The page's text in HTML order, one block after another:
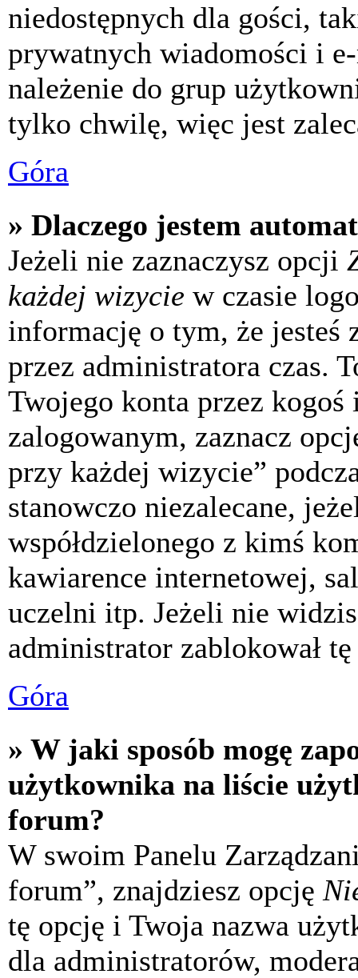
niedostępnych dla gości,
prywatnych wiadomości i
należenie do grup
tylko chwilę, więc jest
Góra
» Dlaczego jestem
Jeżeli nie zaznaczysz opcji
każdej wizycie w czasie
informację o tym, że jesteś
przez administratora czas.
Twojego konta przez kogoś
zalogowanym, zaznacz
przy każdej wizycie”
stanowczo niezalecane,
współdzielonego z kimś
kawiarence internetowej,
uczelni itp. Jeżeli nie
administrator zablokował
Góra
» W jaki sposób mogę
użytkownika na liście
forum?
W swoim Panelu
forum”, znajdziesz opcję
tę opcję i Twoja nazwa
dla administratorów,